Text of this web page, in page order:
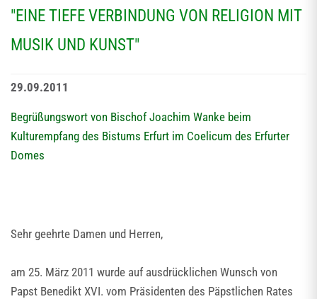
"EINE TIEFE VERBINDUNG VON RELIGION MIT
MUSIK UND KUNST"
29.09.2011
Begrüßungswort von Bischof Joachim Wanke beim
Kulturempfang des Bistums Erfurt im Coelicum des Erfurter
Domes
Sehr geehrte Damen und Herren,
am 25. März 2011 wurde auf ausdrücklichen Wunsch von
Papst Benedikt XVI. vom Präsidenten des Päpstlichen Rates